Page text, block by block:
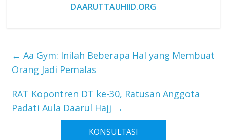
DAARUTTAUHIID.ORG
← Aa Gym: Inilah Beberapa Hal yang Membuat
Orang Jadi Pemalas
RAT Kopontren DT ke-30, Ratusan Anggota
Padati Aula Daarul Hajj →
KONSULTASI